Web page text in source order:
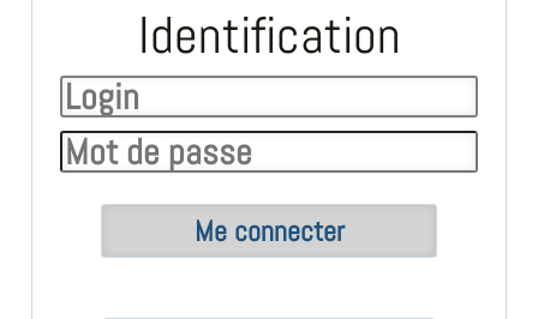
Identification